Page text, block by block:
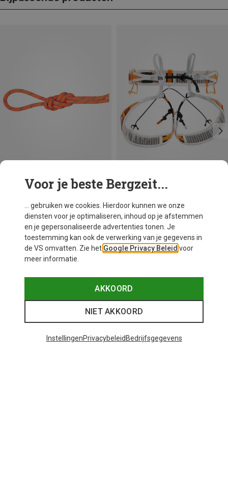
Je bespaart 21%
Petzl
Fly Toergordel
€ 109,95
M | 76-86CM
L | 86-96CM
Voor je beste Bergzeit...
... gebruiken we cookies. Hierdoor kunnen we onze
diensten voor je optimaliseren, inhoud op je afstemmen
en je gepersonaliseerde advertenties tonen. Je
toestemming kan ook de verwerking van je gegevens in
de VS omvatten. Zie het Google Privacy Beleid voor
meer informatie.
AKKOORD
NIET AKKOORD
InstellingenPrivacybeleid Bedrijfsgegevens